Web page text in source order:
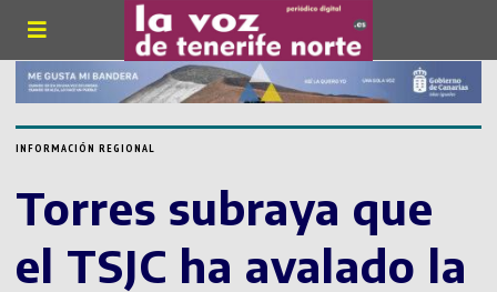
INFORMACIÓN REGIONAL
Torres subraya que
el TSJC ha avalado la